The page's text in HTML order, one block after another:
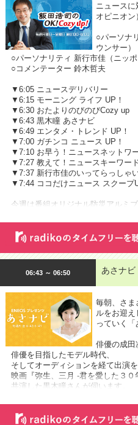
ニュース
オピニオン
○パーソナ
ウンサー）
○パーソナリティ 新行市佳（ニッポ
○コメンテーター 鈴木哲夫
▼6:05 ニュースデリバリー
▼6:15 モーニング ライフ UP！
▼6:30 おたよりのびのびCozy up
▼6:43 黒木瞳 あさナビ
▼6:49 エンタメ・トレンド UP！
▼7:00 ガチンコ ニュース UP！
▼7:10 お早う！ニュースネットワ
▼7:27 教えて！ニュースキーワー
▼7:37 新行市佳のいってらっしゃ
▼7:44 ココだけニュース スクープ
今週は番組オリジナル防災アルミ
06:43 ～ 06:50 あさナビ
毎朝、さま
ルをお迎
っていく「
俳優の成田
俳優を目指したモデル時代、
そしてオーディションを経て出演
映画『弥生、三月 -君を愛した３０
共演した黒木瞳さんが伺います。